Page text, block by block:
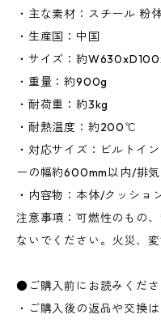
・主な素材：スチール 粉
・生産国：中国
・サイズ：約
・重量：約900g
・耐荷重：約3kg
・耐熱温度：約200℃
・対応サイズ：ビルトイ
ーの幅約600mm以内/排
・内容物：本体/クッショ
注意事項：可燃性のもの
ないでください。火災、
●ご購入前にお読みくださ
・ご購入後の返品や交換は